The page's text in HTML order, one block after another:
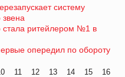
систему
звена
стала ритейлером №1 в
опередил по обороту
11 12 13 14 15
16